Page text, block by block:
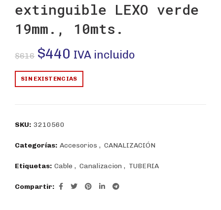
extinguible LEXO verde
19mm., 10mts.
$616 El
precio
era:
$616.
$440 El
precio
$440.
IVA incluido
SIN EXISTENCIAS
SKU: 3210560
Categorías: Accesorios , CANALIZACIÓN
Etiquetas: Cable , Canalizacion , TUBERIA
Compartir